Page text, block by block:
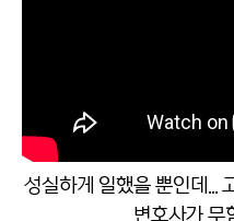
성실하게 일했을 뿐인데...
변호사가 무